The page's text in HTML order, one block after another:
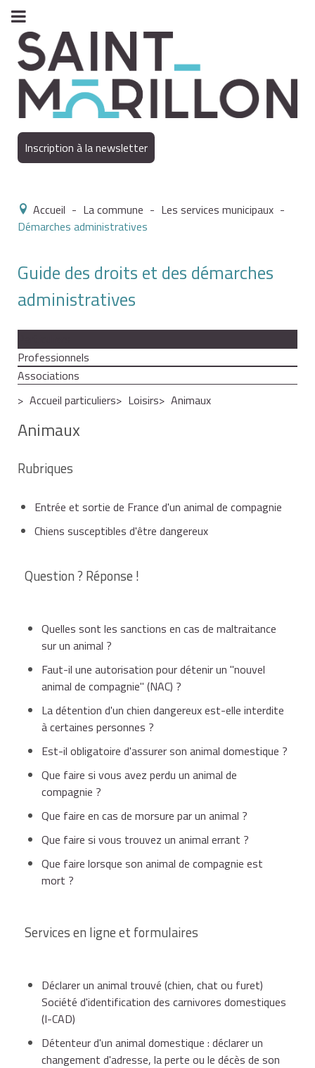
Inscription à la newsletter
Accueil - La commune - Les services municipaux -
Démarches administratives
Guide des droits et des démarches
administratives
Professionnels
Associations
Accueil particuliers
Loisirs Animaux
Animaux
Rubriques
Entrée et sortie de France d'un animal de compagnie
Chiens susceptibles d'être dangereux
Question ? Réponse !
Quelles sont les sanctions en cas de maltraitance
sur un animal ?
Faut-il une autorisation pour détenir un "nouvel
animal de compagnie" (NAC) ?
La détention d'un chien dangereux est-elle interdite
à certaines personnes ?
Est-il obligatoire d'assurer son animal domestique ?
Que faire si vous avez perdu un animal de
compagnie ?
Que faire en cas de morsure par un animal ?
Que faire si vous trouvez un animal errant ?
Que faire lorsque son animal de compagnie est
mort ?
Services en ligne et formulaires
Déclarer un animal trouvé (chien, chat ou furet)
Société d'identification des carnivores domestiques
(I-CAD)
Détenteur d'un animal domestique : déclarer un
changement d'adresse, la perte ou le décès de son